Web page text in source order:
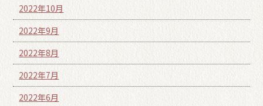
2022年10月
2022年9月
2022年8月
2022年7月
2022年6月